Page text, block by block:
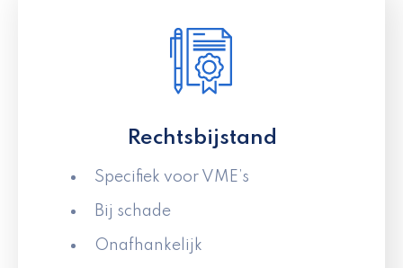
Rechtsbijstand
Specifiek voor VME’s
Bij schade
Onafhankelijk